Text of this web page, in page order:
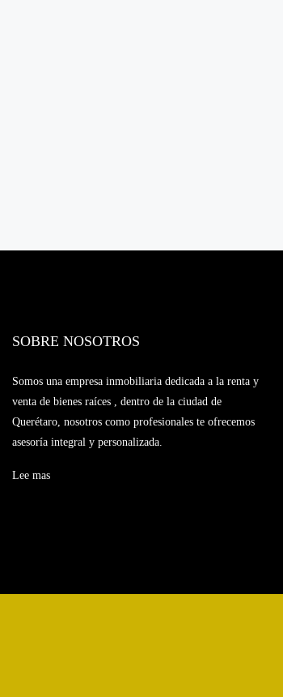
SOBRE NOSOTROS
Somos una empresa inmobiliaria dedicada a la renta y
venta de bienes raíces , dentro de la ciudad de
Querétaro, nosotros como profesionales te ofrecemos
asesoría integral y personalizada.
Lee mas